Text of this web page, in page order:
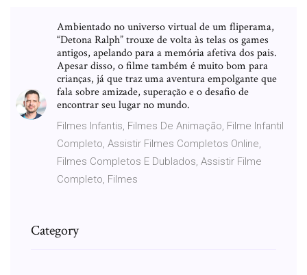
Ambientado no universo virtual de um fliperama,
“Detona Ralph” trouxe de volta às telas os games
antigos, apelando para a memória afetiva dos pais.
Apesar disso, o filme também é muito bom para
crianças, já que traz uma aventura empolgante que
fala sobre amizade, superação e o desafio de
encontrar seu lugar no mundo.
Filmes Infantis, Filmes De Animação, Filme Infantil
Completo, Assistir Filmes Completos Online,
Filmes Completos E Dublados, Assistir Filme
Completo, Filmes
Category